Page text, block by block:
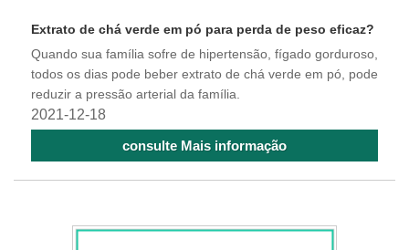
Extrato de chá verde em pó para perda de peso eficaz?
Quando sua família sofre de hipertensão, fígado gorduroso,
todos os dias pode beber extrato de chá verde em pó, pode
reduzir a pressão arterial da família.
2021-12-18
consulte Mais informação